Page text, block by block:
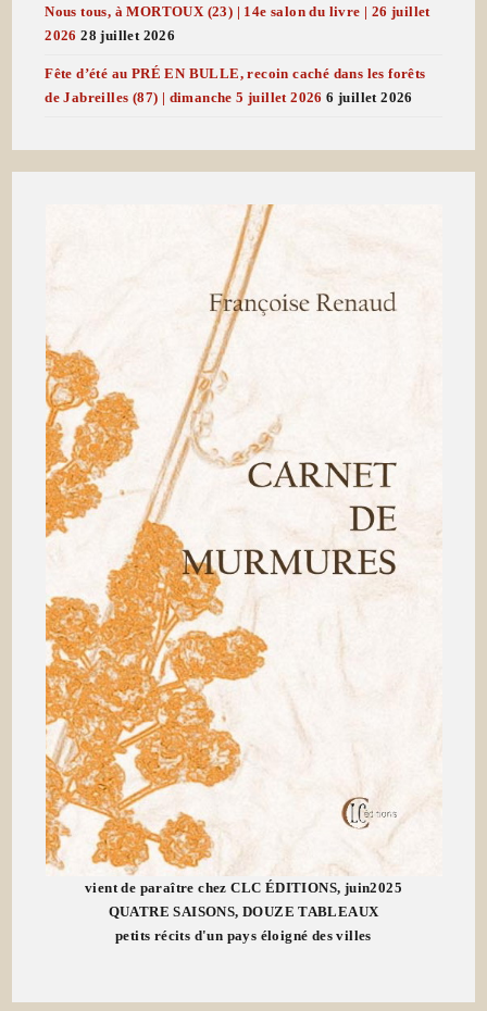
Nous tous, à MORTOUX (23) | 14e salon du livre | 26 juillet
2026 28 juillet 2026
Fête d’été au PRÉ EN BULLE, recoin caché dans les forêts
de Jabreilles (87) | dimanche 5 juillet 2026 6 juillet 2026
vient de paraître chez CLC ÉDITIONS, juin2025
QUATRE SAISONS, DOUZE TABLEAUX
petits récits d'un pays éloigné des villes